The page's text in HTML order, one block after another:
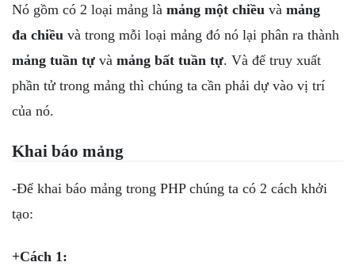
Nó gồm có 2 loại mảng là mảng một chiều và mảng
đa chiều và trong mỗi loại mảng đó nó lại phân ra thành
mảng tuần tự và mảng bất tuần tự. Và để truy xuất
phần tử trong mảng thì chúng ta cần phải dự vào vị trí
của nó.
Khai báo mảng
-Để khai báo mảng trong PHP chúng ta có 2 cách khởi
tạo:
+Cách 1: